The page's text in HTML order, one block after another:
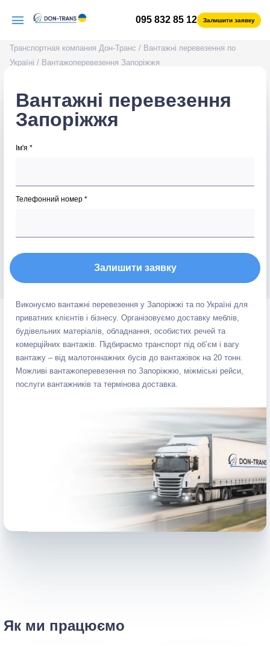
095 832 85 12 Залишити заявку
Транспортная компания Дон-Транс / Вантажні перевезення по
Україні / Вантажоперевезення Запоріжжя
Вантажні перевезення
Запоріжжя
Ім'я *
Телефонний номер *
Залишити заявку
Виконуємо вантажні перевезення у Запоріжжі та по Україні для
приватних клієнтів і бізнесу. Організовуємо доставку меблів,
будівельних матеріалів, обладнання, особистих речей та
комерційних вантажів. Підбираємо транспорт під об’єм і вагу
вантажу – від малотоннажних бусів до вантажівок на 20 тонн.
Можливі вантажоперевезення по Запоріжжю, міжміські рейси,
послуги вантажників та термінова доставка.
Як ми працюємо